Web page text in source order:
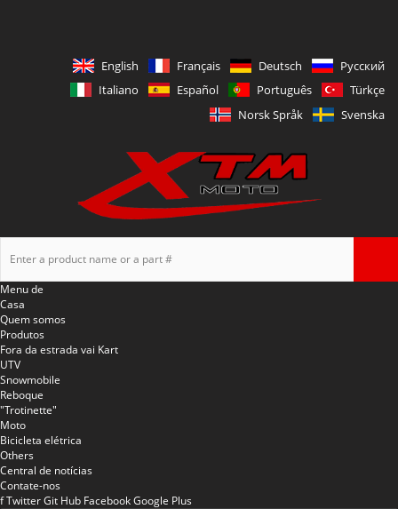
English Français Deutsch
Русский
Italiano
Español Português
Türkçe
Norsk Språk
Svenska
Menu de
Casa
Quem somos
Produtos
Fora da estrada vai Kart
UTV
Snowmobile
Reboque
"Trotinette"
Moto
Bicicleta elétrica
Others
Central de notícias
Contate-nos
fTwitterGit Hub FacebookGoogle Plus